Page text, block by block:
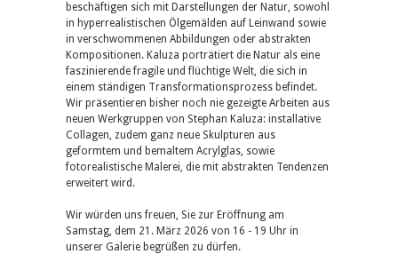
beschäftigen sich mit Darstellungen der Natur, sowohl
in hyperrealistischen Ölgemälden auf Leinwand sowie
in verschwommenen Abbildungen oder abstrakten
Kompositionen. Kaluza porträtiert die Natur als eine
faszinierende fragile und flüchtige Welt, die sich in
einem ständigen Transformationsprozess befindet.
Wir präsentieren bisher noch nie gezeigte Arbeiten aus
neuen Werkgruppen von Stephan Kaluza: installative
Collagen, zudem ganz neue Skulpturen aus
geformtem und bemaltem Acrylglas, sowie
fotorealistische Malerei, die mit abstrakten Tendenzen
erweitert wird.
Wir würden uns freuen, Sie zur Eröffnung am
Samstag, dem 21. März 2026 von 16 - 19 Uhr in
unserer Galerie begrüßen zu dürfen.